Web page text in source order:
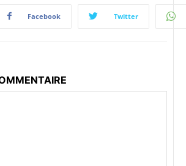
Facebook Twitter